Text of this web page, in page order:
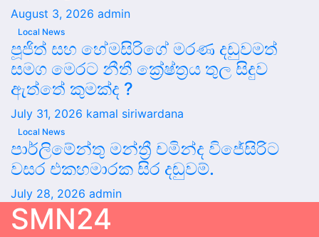
August 3, 2026 admin
Local News
පූජිත් සහ හේමසිරිගේ මරණ දඩුවමත්
සමග මෙරට නීතී ක්‍රේෂ්ත්‍රය තුල සිදුව
ඇත්තේ කුමක්ද ?
July 31, 2026 kamal siriwardana
Local News
පාර්ලිමේන්තු මන්ත්‍රී චමින්ද විජේසිරිට
වසර එකහමාරක සිර දඬුවම්.
July 28, 2026 admin
SMN24